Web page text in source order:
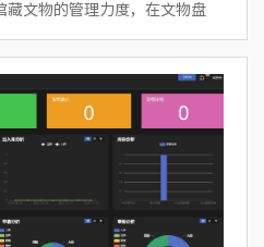
藏文物的管理力度，在文物盘
节上来提高智慧博物馆系统管理
系统的智能性及安全性都是非常